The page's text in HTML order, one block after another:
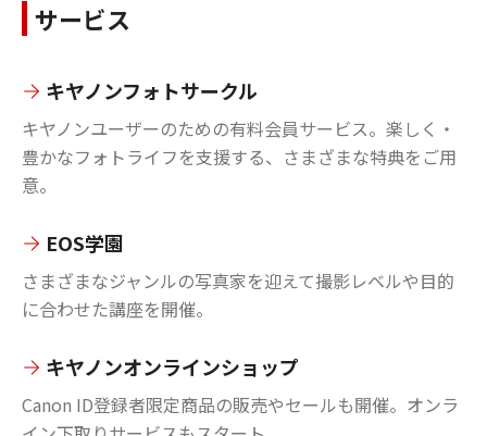
サービス
キヤノンフォトサークル
キヤノンユーザーのための有料会員サービス。楽しく・
豊かなフォトライフを支援する、さまざまな特典をご用
意。
EOS学園
さまざまなジャンルの写真家を迎えて撮影レベルや目的
に合わせた講座を開催。
キヤノンオンラインショップ
Canon ID登録者限定商品の販売やセールも開催。オンラ